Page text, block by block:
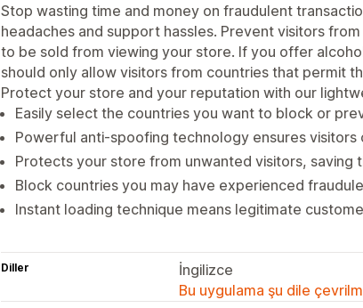
Stop wasting time and money on fraudulent
headaches and support hassles. Prevent visitors
to be sold from viewing your store. If you offer
should only allow visitors from countries that permit
Protect your store and your reputation with our
Easily select the countries you want to block or
Powerful anti-spoofing technology ensures
Protects your store from unwanted visitors, saving
Block countries you may have experienced
Instant loading technique means legitimate
Diller
İngilizce
Bu uygulama şu dile